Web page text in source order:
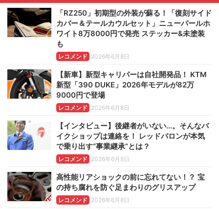
「RZ250」初期型の外装が蘇る！「復刻サイド
カバー＆テールカウルセット」ニューパールホ
ワイト8万8000円で発売 ステッカー&未塗装
も
レコメンド 2026年6月8日
【新車】新型キャリパーは自社開発品！ KTM
新型「390 DUKE」2026年モデルが82万
9000円で登場
レコメンド 2026年6月8日
【インタビュー】後継者がいない…。そんなバ
イクショップは連絡を！ レッドバロンが本気
で乗り出す“事業継承”とは？
レコメンド 2026年6月8日
高性能リアショックの前に忘れてない！？ 宝
の持ち腐れを防ぐ足まわりのグリスアップ
レコメンド 2026年6月8日